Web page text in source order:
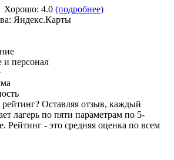
Хорошо: 4.0 (подробнее)
Яндекс.Карты
персонал
Оставляя отзыв, каждый
лагерь по пяти параметрам по 5-
Рейтинг - это средняя оценка по всем